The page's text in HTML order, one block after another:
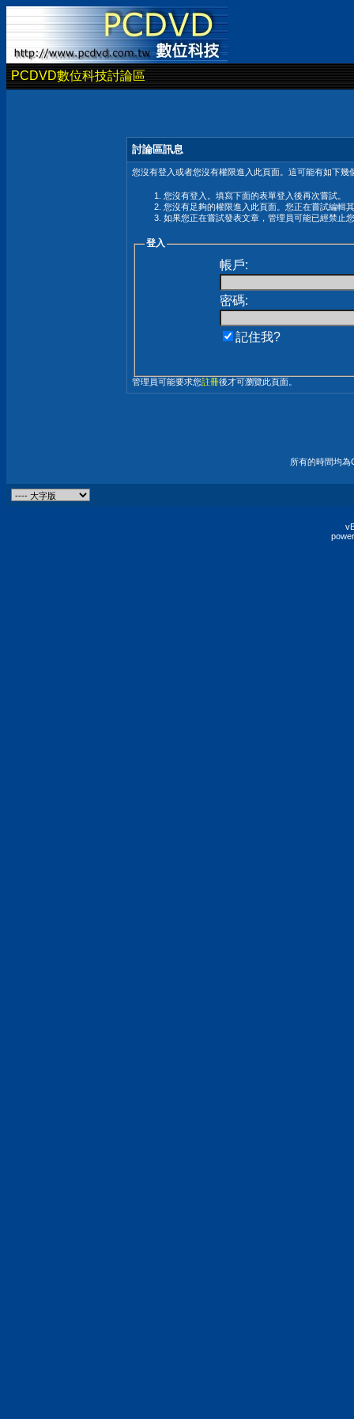
PCDVD數位科技討論區
討論區訊息
您沒有登入或者您沒有權限進入此頁面。這可能有如下幾
您沒有登入。填寫下面的表單登入後再次嘗試。
您沒有足夠的權限進入此頁面。您正在嘗試編輯
如果您正在嘗試發表文章，管理員可能已經禁止
登入
帳戶:
密碼:
記住我?
管理員可能要求您註冊後才可瀏覽此頁面。
所有的時間均為